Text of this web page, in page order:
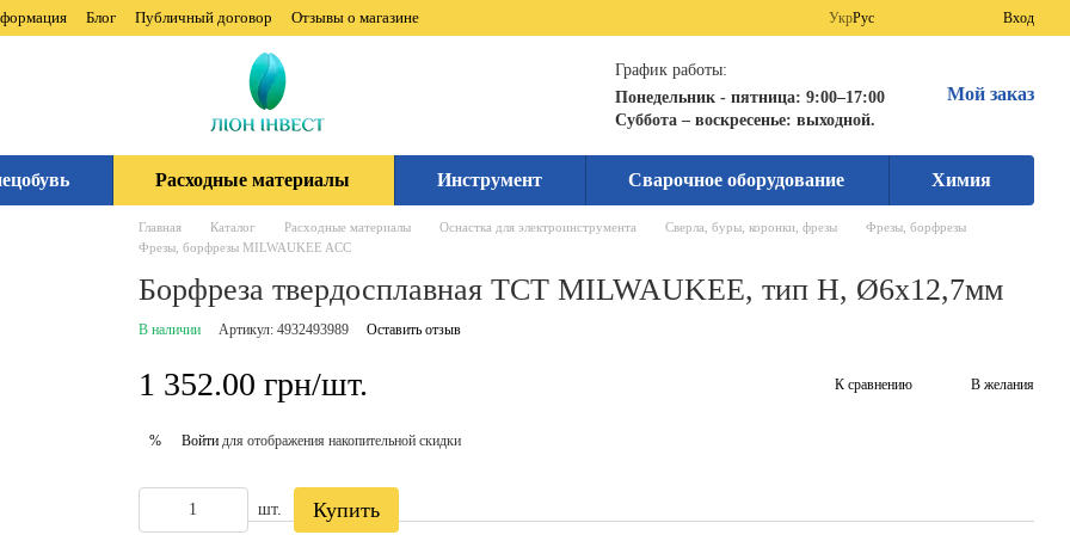
Блог Публичный договор Отзывы о магазине УкрРус Вход
График работы:
Понедельник - пятница: 9:00–17:00
Суббота – воскресенье: выходной.
Мой заказ
Расходные материалы Инструмент Сварочное оборудование Химия
Главная Каталог Расходные материалы Оснастка для электроинструмента Сверла, буры, коронки, фрезы
Фрезы, борфрезы
Фрезы, борфрезы MILWAUKEE ACC
Борфреза твердосплавная TCT MILWAUKEE, тип H, Ø6x12,7мм
В наличии Артикул: 4932493989 Оставить отзыв
1 352.00 грн/шт. К сравнению В желания
% Войтидля отображения накопительной скидки
шт. Купить